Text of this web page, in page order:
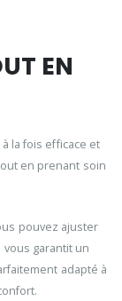
EN
la fois efficace et
en prenant soin
pouvez ajuster
garantit un
adapté à